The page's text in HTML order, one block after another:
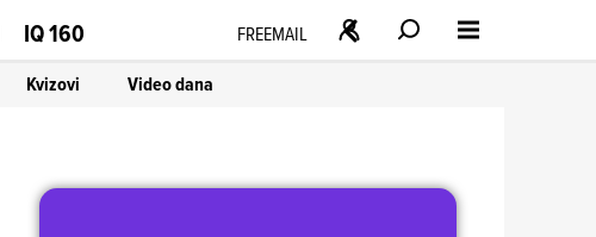
IQ 160 FREEMAIL
Kvizovi Video dana